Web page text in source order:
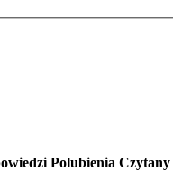
Polubienia Czytany